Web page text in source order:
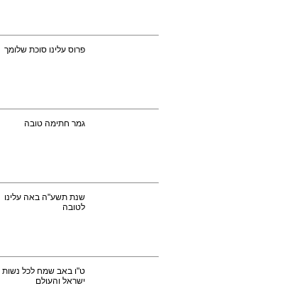
פרוס עלינו סוכת שלומך
גמר חתימה טובה
שנת תשע"ה באה עלינו
לטובה
ט"ו באב שמח לכל נשות
ישראל והעולם